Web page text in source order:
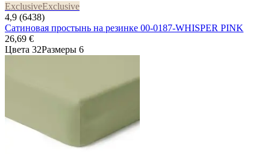
ExclusiveExclusive
4,9 (6438)
Сатиновая простынь на резинке 00-0187-WHISPER PINK
26,69 €
Цвета 32Размеры 6